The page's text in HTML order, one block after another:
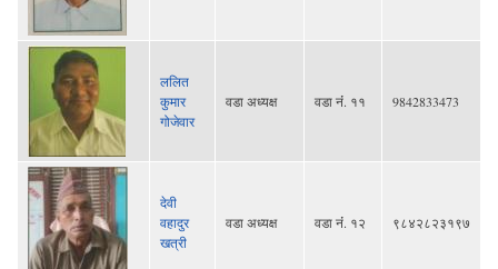
ललित
कुमार
गोजेवार
वडा अध्यक्ष वडा नंं. ११ 9842833473
देवी
वहादुर
खत्री
वडा अध्यक्ष वडा नंं. १२ ९८४२८२३१९७